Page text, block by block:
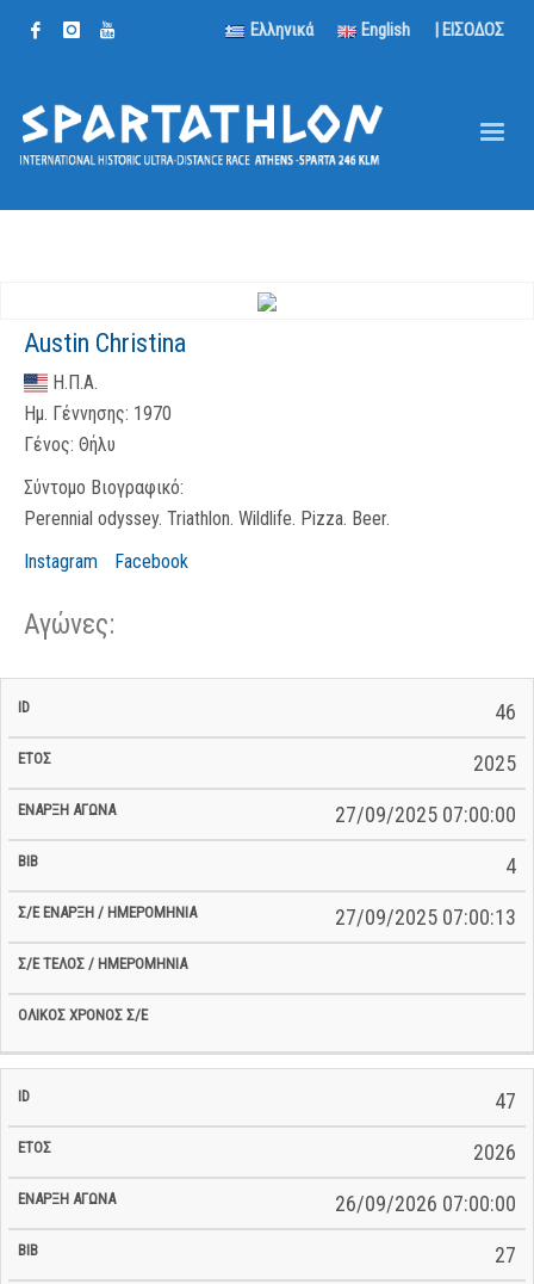
Ελληνικά English | ΕΙΣΟΔΟΣ
Austin Christina
Η.Π.Α.
Ημ. Γέννησης: 1970
Γένος: Θήλυ
Σύντομο Βιογραφικό:
Perennial odyssey. Triathlon. Wildlife. Pizza. Beer.
Instagram
Facebook
Αγώνες:
Αγώνα
Ημερομηνία
46
2025
27/09/2025 07:00:00
4
27/09/2025 07:00:13
47
2026
26/09/2026 07:00:00
27